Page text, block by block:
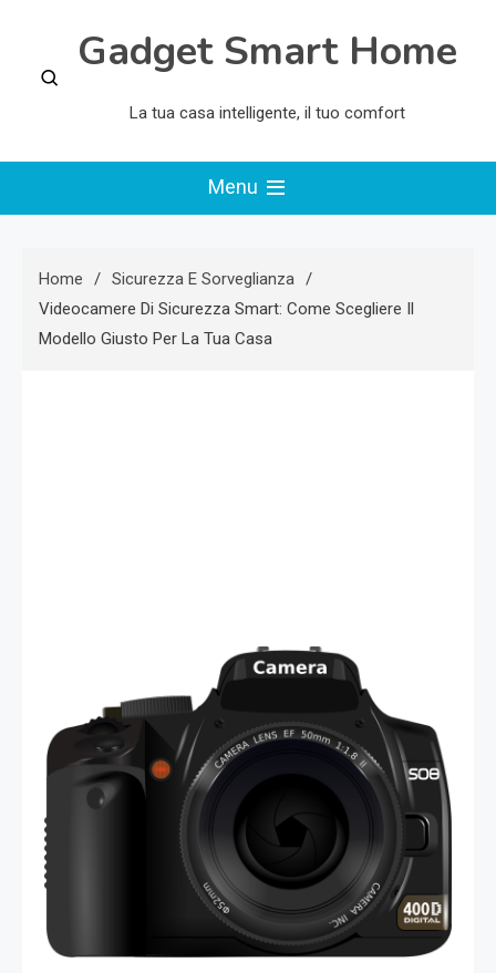
content
Gadget Smart Home
La tua casa intelligente, il tuo comfort
Menu
Home
Sicurezza E Sorveglianza
Videocamere Di Sicurezza Smart: Come Scegliere Il
Modello Giusto Per La Tua Casa